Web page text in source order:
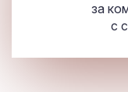
за
с